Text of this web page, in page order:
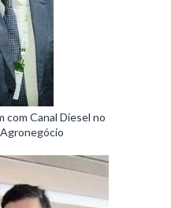
com Canal Diesel no